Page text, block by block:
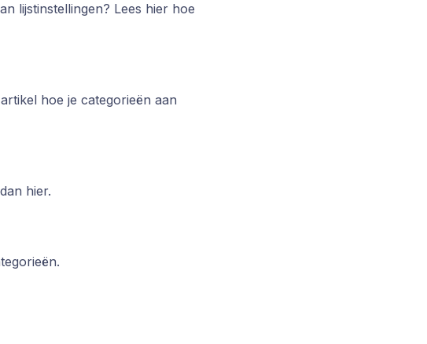
lijstinstellingen? Lees hier hoe
hoe je categorieën aan
hier.